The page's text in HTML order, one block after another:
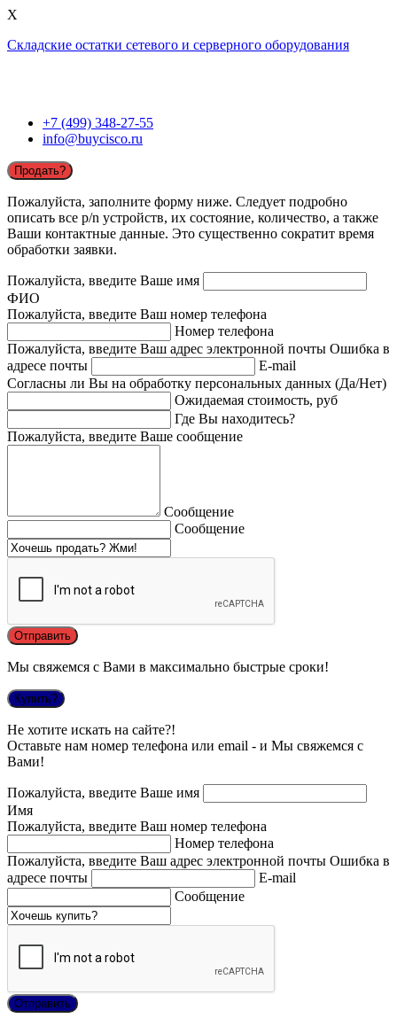
X
Складские остатки сетевого и серверного оборудования
+7 (499) 348-27-55
info@buycisco.ru
Продать?
Пожалуйста, заполните форму ниже. Следует подробно
описать все p/n устройств, их состояние, количество, а также
Ваши контактные данные. Это существенно сократит время
обработки заявки.
Пожалуйста, введите Ваше имя
ФИО
Пожалуйста, введите Ваш номер телефона
Номер телефона
Пожалуйста, введите Ваш адрес электронной почты Ошибка в
адресе почты
E-mail
Согласны ли Вы на обработку персональных данных (Да/Нет)
Ожидаемая стоимость, руб
Где Вы находитесь?
Пожалуйста, введите Ваше сообщение
Сообщение
Сообщение
Мы свяжемся с Вами в максимально быстрые сроки!
Купить?
Не хотите искать на сайте?!
Оставьте нам номер телефона или email - и Мы свяжемся с
Вами!
Пожалуйста, введите Ваше имя
Имя
Пожалуйста, введите Ваш номер телефона
Номер телефона
Пожалуйста, введите Ваш адрес электронной почты Ошибка в
адресе почты
E-mail
Сообщение